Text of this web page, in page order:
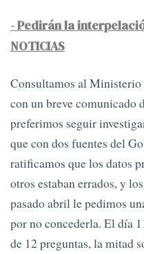
- Pedirán la
NOTICIAS
Consultamos al Ministerio
con un breve comunicado
preferimos seguir
que con dos fuentes del
ratificamos que los datos
otros estaban errados, y
pasado abril le pedimos
por no concederla. El día
de 12 preguntas, la mitad